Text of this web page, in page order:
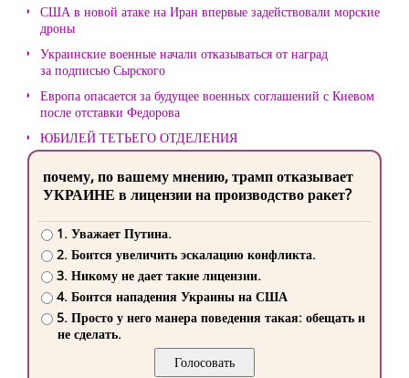
США в новой атаке на Иран впервые задействовали морские
дроны
Украинские военные начали отказываться от наград
за подписью Сырского
Европа опасается за будущее военных соглашений с Киевом
после отставки Федорова
ЮБИЛЕЙ ТЕТЬЕГО ОТДЕЛЕНИЯ
почему, по вашему мнению, трамп отказывает
УКРАИНЕ в лицензии на производство ракет?
1. Уважает Путина.
2. Боится увеличить эскалацию конфликта.
3. Никому не дает такие лицензии.
4. Боится нападения Украины на США
5. Просто у него манера поведения такая: обещать и
не сделать.